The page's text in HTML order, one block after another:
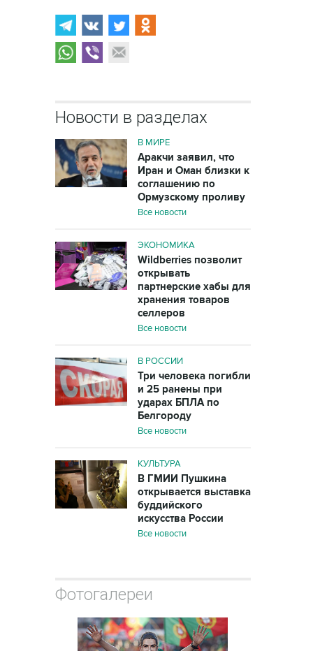
Новости в разделах
В МИРЕ
Аракчи заявил, что
Иран и Оман близки к
соглашению по
Ормузскому проливу
Все новости
ЭКОНОМИКА
Wildberries позволит
открывать
партнерские хабы для
хранения товаров
селлеров
Все новости
В РОССИИ
Три человека погибли
и 25 ранены при
ударах БПЛА по
Белгороду
Все новости
КУЛЬТУРА
В ГМИИ Пушкина
открывается выставка
буддийского
искусства России
Все новости
Фотогалереи